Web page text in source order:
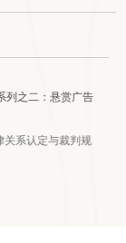
列之二：悬赏广告
关系认定与裁判规